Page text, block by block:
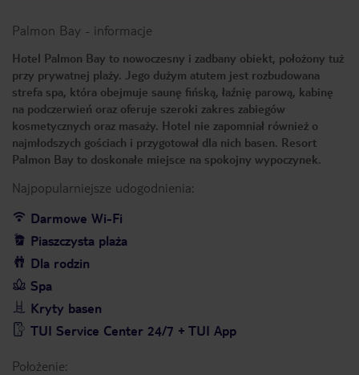
Palmon Bay - informacje
Hotel Palmon Bay to nowoczesny i zadbany obiekt, położony tuż
przy prywatnej plaży. Jego dużym atutem jest rozbudowana
strefa spa, która obejmuje saunę fińską, łaźnię parową, kabinę
na podczerwień oraz oferuje szeroki zakres zabiegów
kosmetycznych oraz masaży. Hotel nie zapomniał również o
najmłodszych gościach i przygotował dla nich basen. Resort
Palmon Bay to doskonałe miejsce na spokojny wypoczynek.
Najpopularniejsze udogodnienia:
Darmowe Wi-Fi
Piaszczysta plaża
Dla rodzin
Spa
Kryty basen
TUI Service Center 24/7 + TUI App
Położenie: